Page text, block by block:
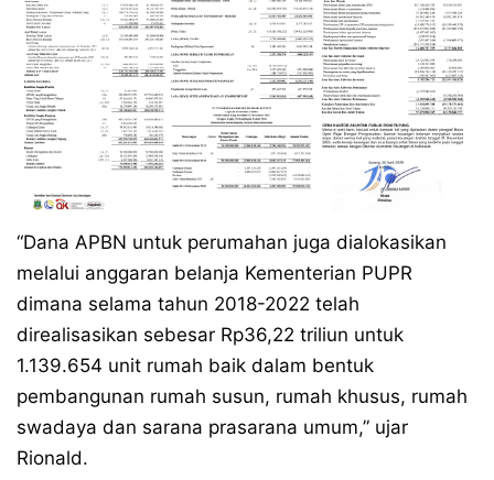
“Dana APBN untuk perumahan juga dialokasikan
melalui anggaran belanja Kementerian PUPR
dimana selama tahun 2018-2022 telah
direalisasikan sebesar Rp36,22 triliun untuk
1.139.654 unit rumah baik dalam bentuk
pembangunan rumah susun, rumah khusus, rumah
swadaya dan sarana prasarana umum,” ujar
Rionald.